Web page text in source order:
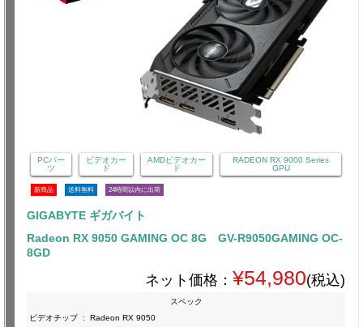
PCパー
ツ
ビデオカー
ド
AMDビデオカー
ド
RADEON RX 9000 Series
GPU
新商品 送料無料 24時間以内に出荷
GIGABYTE ギガバイト
Radeon RX 9050 GAMING OC 8G GV-R9050GAMING OC-
8GD
ネット価格： ¥54,980(税込)
スペック
ビデオチップ :
Radeon RX 9050